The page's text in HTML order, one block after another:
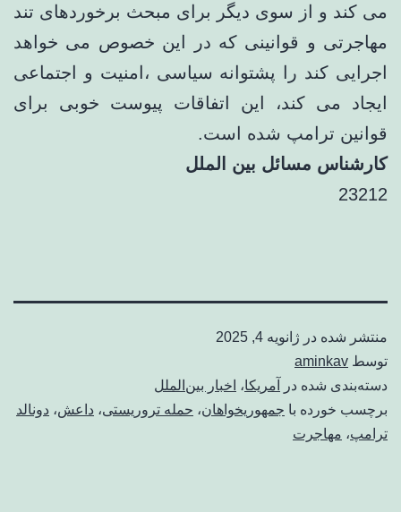
می کند و از سوی دیگر برای مبحث برخوردهای تند
مهاجرتی و قوانینی که در این خصوص می خواهد
اجرایی کند را پشتوانه سیاسی ،امنیت و اجتماعی
ایجاد می کند، این اتفاقات پیوست خوبی برای
قوانین ترامپ شده است.
کارشناس مسائل بین الملل
23212
منتشر شده در ژانویه 4, 2025
توسط aminkav
دسته‌بندی شده در
آمریکا، اخبار بین‌الملل
برچسب خورده با جمهوریخواهان، حمله تروریستی، داعش، دونالد
ترامپ، مهاجرت